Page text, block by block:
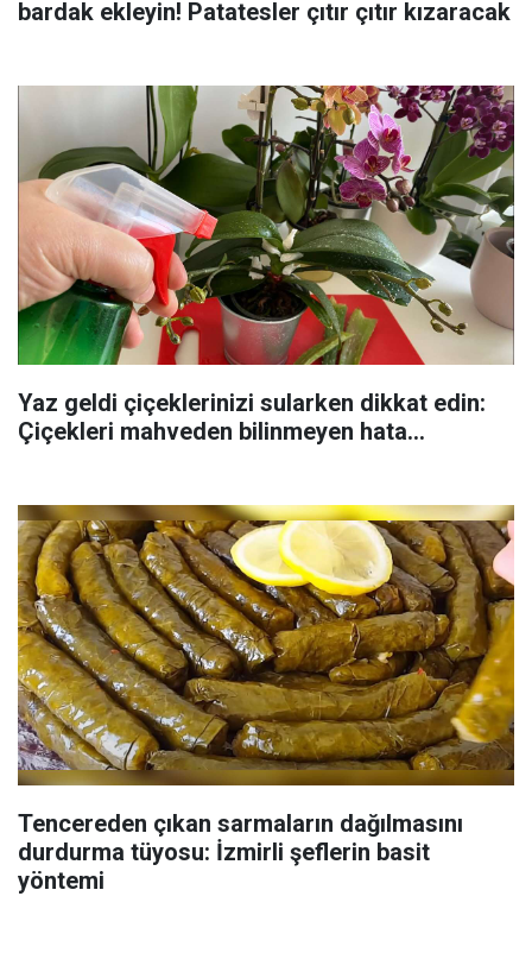
bardak ekleyin! Patatesler çıtır çıtır kızaracak
Yaz geldi çiçeklerinizi sularken dikkat edin:
Çiçekleri mahveden bilinmeyen hata...
Tencereden çıkan sarmaların dağılmasını
durdurma tüyosu: İzmirli şeflerin basit
yöntemi